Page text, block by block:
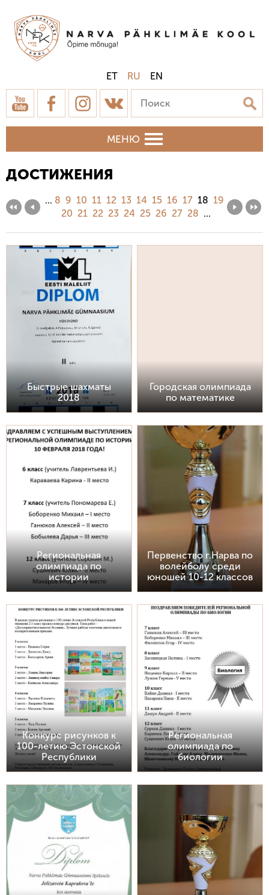
ET RU EN
МЕНЮ
ДОСТИЖЕНИЯ
... 8 9 10 11 12 13 14 15 16 17 18 19
20 21 22 23 24 25 26 27 28 ...
Быстрые шахматы
2018
Городская олимпиада
по математике
Региональная
олимпиада по
истории
Первенство г.Нарва по
волейболу среди
юношей 10-12 классов
Конкурс рисунков к
100-летию Эстонской
Республики
Региональная
олимпиада по
биологии